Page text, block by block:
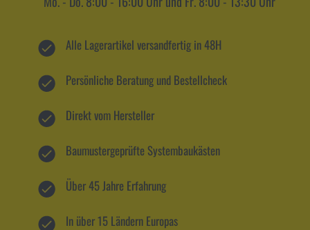
Alle Lagerartikel versandfertig in 48H
Persönliche Beratung und Bestellcheck
Direkt vom Hersteller
Baumustergeprüfte Systembaukästen
Über 45 Jahre Erfahrung
In über 15 Ländern Europas